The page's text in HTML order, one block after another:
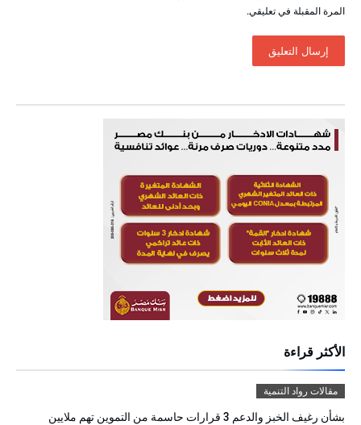
المرة المقبلة في تعليقي.
الأكثر قراءة
مقالات رواد التنمية
بشأن رغيف الخبز والدعم 3 قرارات حاسمة من التموين تهم ملايين